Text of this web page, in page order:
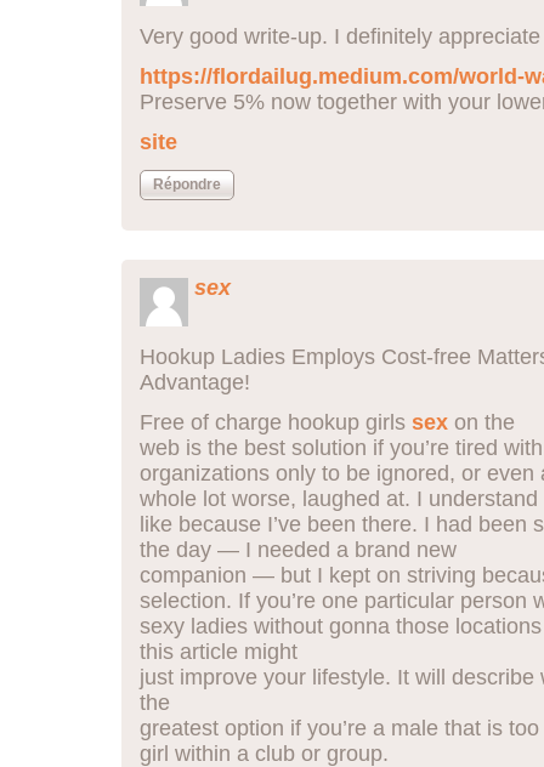
Very good write-up. I definitely
https://flordailug.medium.com/world-
Preserve 5% now together with your
site
Répondre
sex
Hookup Ladies Employs Cost-free
Advantage!
Free of charge hookup girls sex on the
web is the best solution if you’re tired
organizations only to be ignored, or even
whole lot worse, laughed at. I understand
like because I’ve been there. I had been
the day — I needed a brand new
companion — but I kept on striving
selection. If you’re one particular person
sexy ladies without gonna those
this article might
just improve your lifestyle. It will
the
greatest option if you’re a male that is
girl within a club or group.